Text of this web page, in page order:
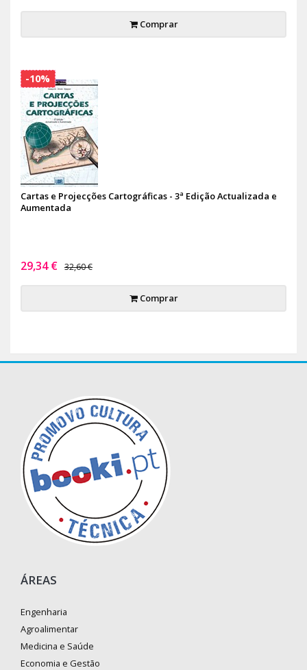
Comprar
Cartas e Projecções Cartográficas - 3ª Edição Actualizada e
Aumentada
29,34 € 32,60 €
Comprar
-10%
ÁREAS
Engenharia
Agroalimentar
Medicina e Saúde
Economia e Gestão